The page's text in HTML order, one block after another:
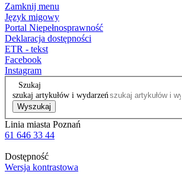
Zamknij menu
Język migowy
Portal Niepełnosprawność
Deklaracja dostępności
ETR - tekst
Facebook
Instagram
Szukaj
szukaj artykułów i wydarzeń
Wyszukaj
Linia miasta Poznań
61 646 33 44
Dostępność
Wersja kontrastowa